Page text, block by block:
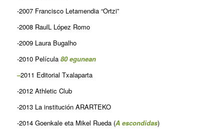
-2007 Francisco Letamendia “Ortzi”
-2008 RaulL López Romo
-2009 Laura Bugalho
-2010 Película 80 egunean
–2011 Editorial Txalaparta
-2012 Athletic Club
-2013 La institución ARARTEKO
-2014 Goenkale eta Mikel Rueda (A escondidas)